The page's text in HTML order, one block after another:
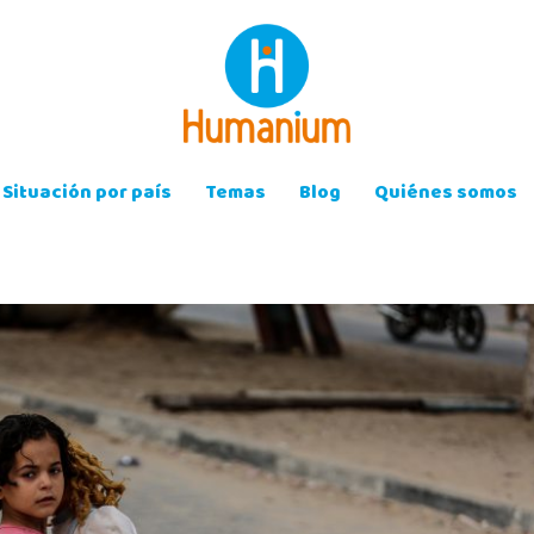
Situación por país Temas Blog Quiénes somos